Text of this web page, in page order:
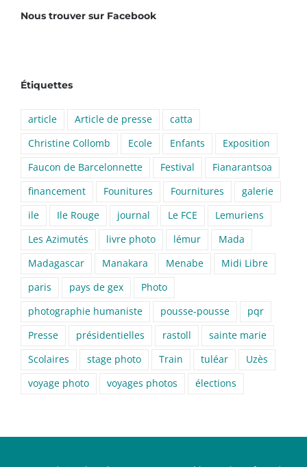
Nous trouver sur Facebook
Étiquettes
article Article de presse
catta
Christine Collomb
Ecole Enfants
Exposition
Faucon de Barcelonnette
Festival
Fianarantsoa
financement
Founitures Fournitures
galerie
ile
Ile Rouge journal Le FCE
Lemuriens
Les Azimutés
livre photo lémur
Mada
Madagascar
Manakara Menabe
Midi Libre
paris
pays de gex
Photo
photographie humaniste
pousse-pousse
pqr
Presse
présidentielles rastoll
sainte marie
Scolaires
stage photo Train tuléar
Uzès
voyage photo
voyages photos élections